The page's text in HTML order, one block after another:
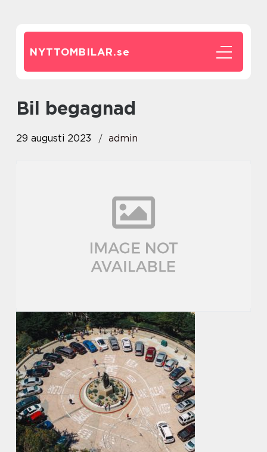
NYTTOMBILAR.se
bil begagnad
29 augusti 2023 admin